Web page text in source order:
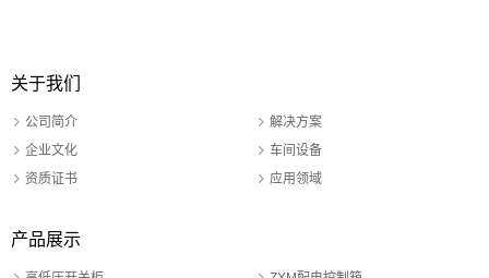
关于我们
公司简介
企业文化
资质证书
解决方案
车间设备
应用领域
产品展示